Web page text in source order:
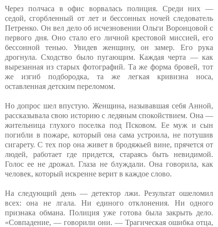
Через полчаса в офис ворвалась полиция. Среди них —
седой, сгорбленный от лет и бессонных ночей следователь
Петренко. Он вел дело об исчезновении Ольги Воронцовой с
первого дня. Оно стало его личной крестовой миссией, его
бессонной тенью. Увидев женщину, он замер. Его рука
дрогнула. Сходство было пугающим. Каждая черта — как
вырезанная из старых фотографий. Та же форма бровей, тот
же изгиб подбородка, та же легкая кривизна носа,
оставленная детским переломом.
Но допрос шел впустую. Женщина, называвшая себя Анной,
рассказывала свою историю с ледяным спокойствием. Она —
жительница глухого поселка под Псковом. Ее муж и сын
погибли в пожаре, который она сама устроила, не потушив
сигарету. С тех пор она живет в бродяжьей вине, прячется от
людей, работает где придется, стараясь быть невидимой.
Голос ее не дрожал. Глаза не блуждали. Она говорила, как
человек, который искренне верит в каждое слово.
На следующий день — детектор лжи. Результат ошеломил
всех: она не лгала. Ни единого отклонения. Ни одного
признака обмана. Полиция уже готова была закрыть дело.
«Совпадение, — говорили они. — Трагическая ошибка отца,